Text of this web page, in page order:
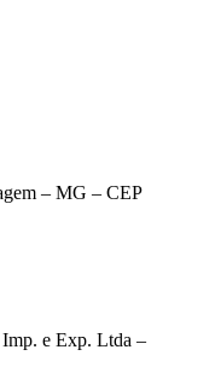
– MG – CEP
e Exp. Ltda –